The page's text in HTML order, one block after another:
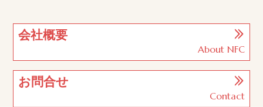
会社概要
About NFC
お問合せ
Contact